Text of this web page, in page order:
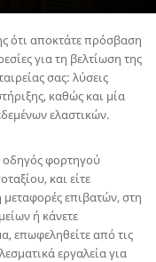
ότι αποκτάτε πρόσβαση
για τη βελτίωση της
σας: λύσεις
καθώς και μία
ελαστικών.
οδηγός φορτηγού
και είτε
μεταφορές επιβατών, στη
ή κάνετε
επωφεληθείτε από τις
εργαλεία για